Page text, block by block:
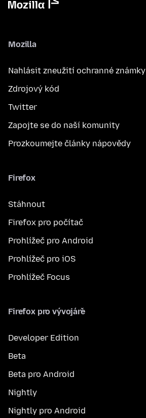
Mozilla
Nahlásit zneužití ochranné známky
Zdrojový kód
Twitter
Zapojte se do naší komunity
Prozkoumejte články nápovědy
Firefox
Stáhnout
Firefox pro počítač
Prohlížeč pro Android
Prohlížeč pro iOS
Prohlížeč Focus
Firefox pro vývojáře
Developer Edition
Beta
Beta pro Android
Nightly
Nightly pro Android